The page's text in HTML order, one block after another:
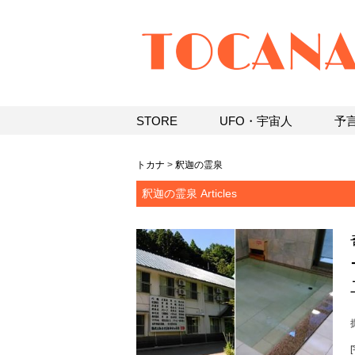
トカナ > 釈迦の霊泉
釈迦の霊泉 Articles
[
STORE UFO・宇宙人 予